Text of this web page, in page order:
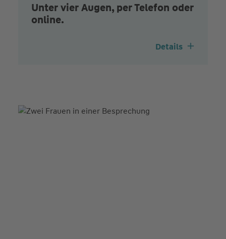
Unter vier Augen, per Telefon oder
online.
Details